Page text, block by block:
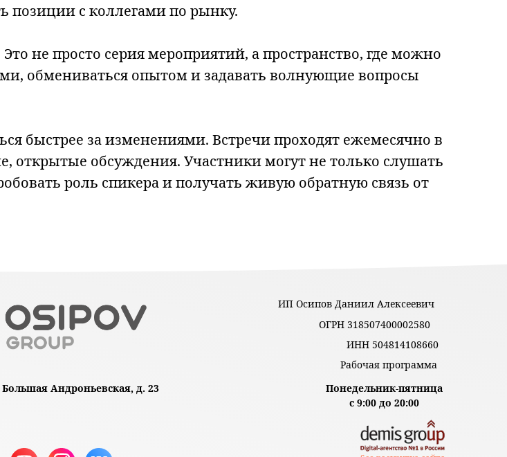
позиции с коллегами по рынку.
не просто серия мероприятий, а пространство, где можно
обмениваться опытом и задавать волнующие вопросы
быстрее за изменениями. Встречи проходят ежемесячно в
открытые обсуждения. Участники могут не только слушать
роль спикера и получать живую обратную связь от
ИП Осипов Даниил Алексеевич
ОГРН 318507400002580
Рабочая программа
ИНН 504814108660
Понедельник-пятница
с 9:00 до 20:00
Большая Андроньевская, д. 23